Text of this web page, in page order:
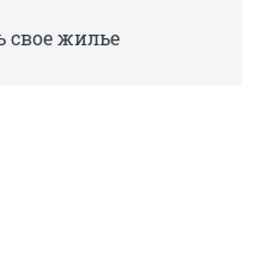
свое жилье